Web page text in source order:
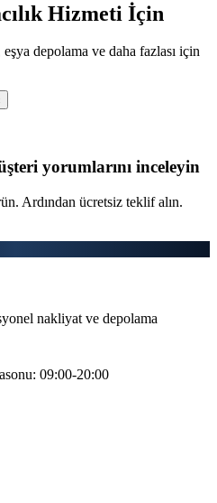
Hizmeti İçin
depolama ve daha fazlası için
yorumlarını inceleyin
Ardından ücretsiz teklif alın.
nakliyat ve depolama
09:00-20:00